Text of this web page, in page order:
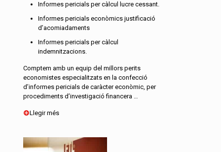
Informes pericials per càlcul lucre cessant.
Informes pericials econòmics justificació
d’acomiadaments
Informes pericials per càlcul
indemnitzacions.
Comptem amb un equip del millors perits
economistes especialitzats en la confecció
d’informes pericials de caràcter econòmic, per
procediments d’investigació financera …
Llegir més